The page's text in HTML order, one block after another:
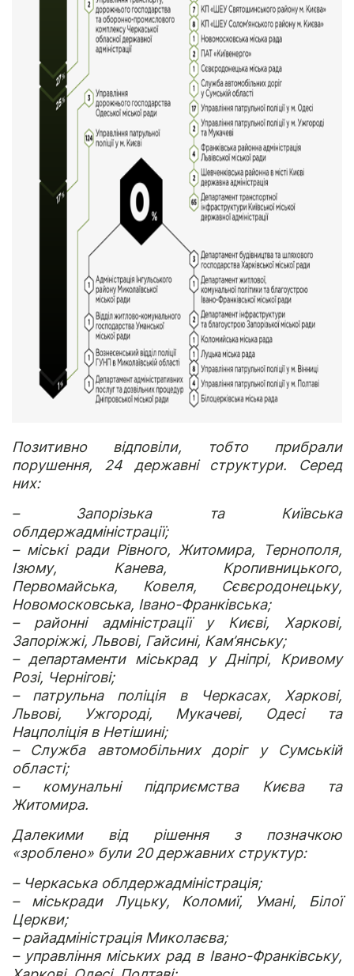
Позитивно відповіли, тобто прибрали
порушення, 24 державні структури. Серед
них:
– Запорізька та Київська
облдержадміністрації;
– міські ради Рівного, Житомира, Тернополя,
Ізюму, Канева, Кропивницького,
Первомайська, Ковеля, Сєвєродонецьку,
Новомосковська, Івано-Франківська;
– районні адміністрації у Києві, Харкові,
Запоріжжі, Львові, Гайсині, Кам’янську;
– департаменти міськрад у Дніпрі, Кривому
Розі, Чернігові;
– патрульна поліція в Черкасах, Харкові,
Львові, Ужгороді, Мукачеві, Одесі та
Нацполіція в Нетішині;
– Служба автомобільних доріг у Сумській
області;
– комунальні підприємства Києва та
Житомира.
Далекими від рішення з позначкою
«зроблено» були 20 державних структур:
– Черкаська облдержадміністрація;
– міськради Луцьку, Коломиї, Умані, Білої
Церкви;
– райадміністрація Миколаєва;
– управління міських рад в Івано-Франківську,